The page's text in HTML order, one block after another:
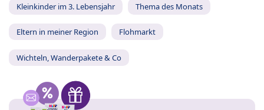
Kleinkinder im 3. Lebensjahr Thema des Monats
Eltern in meiner Region Flohmarkt
Wichteln, Wanderpakete & Co